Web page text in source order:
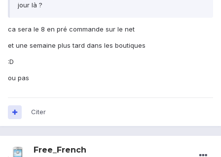
jour là ?
ca sera le 8 en pré commande sur le net
et une semaine plus tard dans les boutiques
:D
ou pas
Citer
Free_French